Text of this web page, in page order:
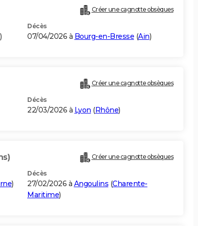
Créer une cagnotte obsèques
)
Décès
07/04/2026 à Bourg-en-Bresse (Ain)
Créer une cagnotte obsèques
Décès
22/03/2026 à Lyon (Rhône)
Créer une cagnotte obsèques
)
Décès
27/02/2026 à Angoulins (Charente-
Maritime)